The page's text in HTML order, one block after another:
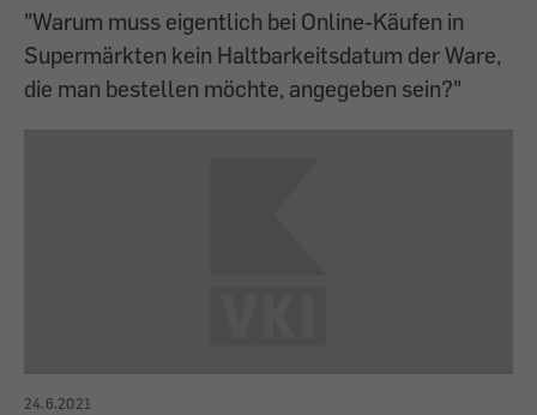
"Warum muss eigentlich bei Online-Käufen in
Supermärkten kein Haltbarkeitsdatum der Ware,
die man bestellen möchte, angegeben sein?"
24.6.2021